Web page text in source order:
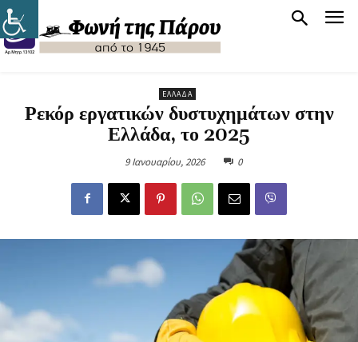
ΕΛΛΆΔΑ
Ρεκόρ εργατικών δυστυχημάτων στην
Ελλάδα, το 2025
9 Ιανουαρίου, 2026 0